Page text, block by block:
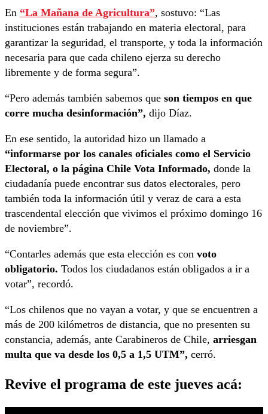
En “La Mañana de Agricultura”, sostuvo: “Las
instituciones están trabajando en materia electoral, para
garantizar la seguridad, el transporte, y toda la información
necesaria para que cada chileno ejerza su derecho
libremente y de forma segura”.
“Pero además también sabemos que son tiempos en que
corre mucha desinformación”, dijo Díaz.
En ese sentido, la autoridad hizo un llamado a
“informarse por los canales oficiales como el Servicio
Electoral, o la página Chile Vota Informado, donde la
ciudadanía puede encontrar sus datos electorales, pero
también toda la información útil y veraz de cara a esta
trascendental elección que vivimos el próximo domingo 16
de noviembre”.
“Contarles además que esta elección es con voto
obligatorio. Todos los ciudadanos están obligados a ir a
votar”, recordó.
“Los chilenos que no vayan a votar, y que se encuentren a
más de 200 kilómetros de distancia, que no presenten su
constancia, además, ante Carabineros de Chile, arriesgan
multa que va desde los 0,5 a 1,5 UTM”, cerró.
Revive el programa de este jueves acá: